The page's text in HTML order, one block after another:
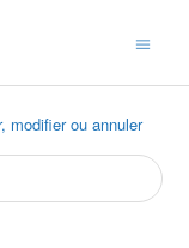
modifier ou annuler